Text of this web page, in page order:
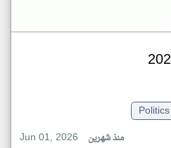
Politics
Jun 01, 2026
منذ شهرين